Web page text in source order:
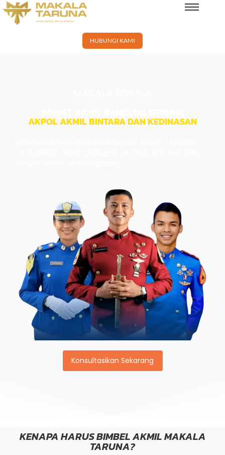
HUBUNGI KAMI
AKPOL AKMIL BINTARA DAN KEDINASAN
Konsultasikan Sekarang
KENAPA HARUS BIMBEL AKMIL MAKALA
TARUNA?